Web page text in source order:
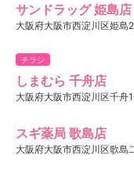
サンドラッグ 姫島店
大阪府大阪市西淀川区姫島
チラシ
しまむら 千舟店
大阪府大阪市西淀川区千
スギ薬局 歌島店
大阪府大阪市西淀川区歌島